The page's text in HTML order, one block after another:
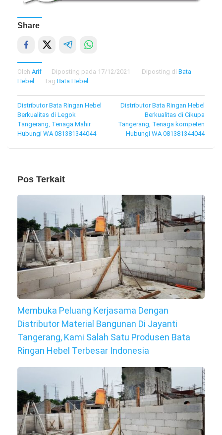
Share
Oleh Arif Diposting pada 17/12/2021 Diposting di Bata
Hebel
Tag Bata Hebel
Navigasi
pos
Distributor Bata Ringan Hebel
Berkualitas di Legok
Tangerang, Tenaga Mahir
Hubungi WA 081381344044
Distributor Bata Ringan Hebel
Berkualitas di Cikupa
Tangerang, Tenaga kompeten
Hubungi WA 081381344044
Pos Terkait
Membuka Peluang Kerjasama Dengan
Distributor Material Bangunan Di Jayanti
Tangerang, Kami Salah Satu Produsen Bata
Ringan Hebel Terbesar Indonesia